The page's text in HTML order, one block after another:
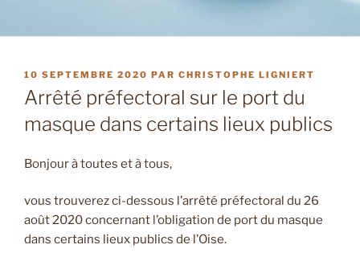
PUBLIÉ
LE
10 SEPTEMBRE 2020 PAR CHRISTOPHE LIGNIERT
Arrêté préfectoral sur le port du
masque dans certains lieux publics
Bonjour à toutes et à tous,
vous trouverez ci-dessous l’arrêté préfectoral du 26
août 2020 concernant l’obligation de port du masque
dans certains lieux publics de l’Oise.